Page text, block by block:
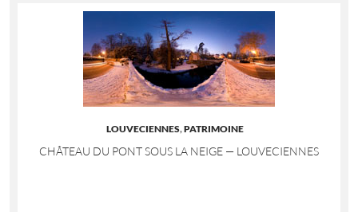
LOUVECIENNES,PATRIMOINE
CHÂTEAU DU PONT SOUS LA NEIGE — LOUVECIENNES